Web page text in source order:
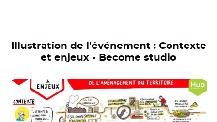
Illustration de l'événement : Contexte
et enjeux - Become studio